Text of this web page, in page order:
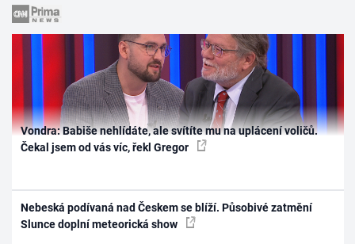
Vondra: Babiše nehlídáte, ale svítíte mu na uplácení voličů.
Čekal jsem od vás víc, řekl Gregor
Nebeská podívaná nad Českem se blíží. Působivé zatmění
Slunce doplní meteorická show